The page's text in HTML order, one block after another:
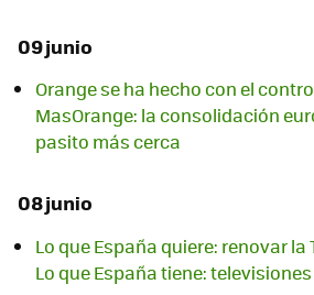
09 junio
Orange se ha hecho con el
MasOrange: la consolidación
pasito más cerca
08 junio
Lo que España quiere: renovar la
Lo que España tiene: